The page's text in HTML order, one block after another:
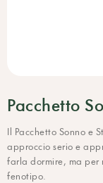
Pacchetto
Il Pacchetto Sonno e
approccio serio e
farla dormire, ma per
fenotipo.